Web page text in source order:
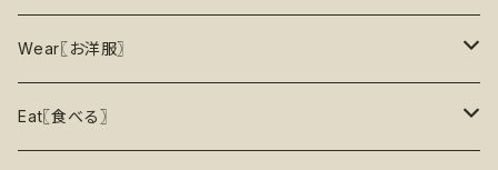
トレーニング
リックマット
10％OFF
お洋服
リード・ハーネス・首輪
ノーズワーク【Nosework】
知育玩具【Enrichment】
首輪
ハーネス
Wear〖お洋服〗
レインコート
Eat〖食べる〗